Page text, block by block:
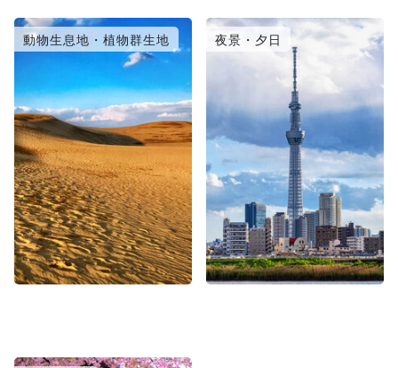
動物生息地・植物群生地 夜景・夕日